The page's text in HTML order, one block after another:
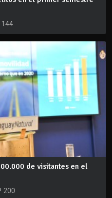
144
de visitantes en el
200